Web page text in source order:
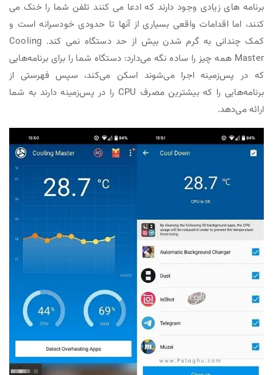
برنامه های زیادی وجود دارند که ادعا می کنند تلفن شما را خنک می
کنند، اما اقدامات واقعی بسیاری از آنها تا حدودی خودسرانه است و
کمک چندانی به گرم شدن بیش از حد دستگاه نمی کند. Cooling
Master همه چیز را ساده نگه می‌دارد: دستگاه شما را برای برنامه‌هایی
که در پس‌زمینه اجرا می‌شوند اسکن می‌کند، سپس فهرستی از
برنامه‌هایی را که بیشترین مصرف CPU را در پس‌زمینه دارند به شما
ارائه می‌دهد.